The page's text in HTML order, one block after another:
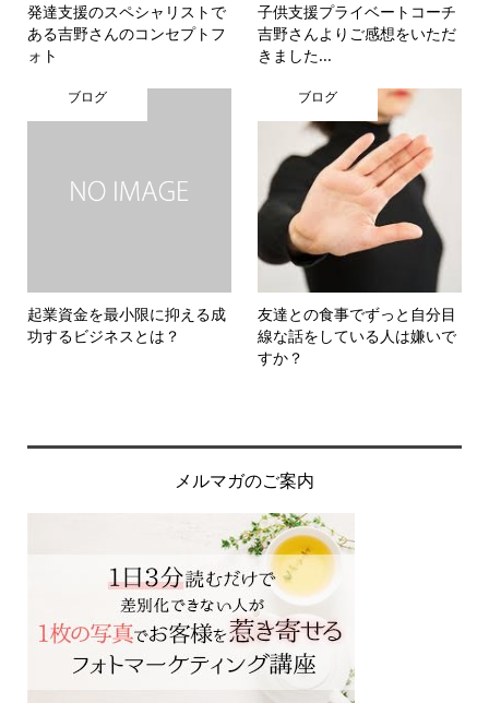
発達支援のスペシャリストで
ある吉野さんのコンセプトフ
ォト
子供支援プライベートコーチ
吉野さんよりご感想をいただ
きました...
ブログ
起業資金を最小限に抑える成
功するビジネスとは？
ブログ
友達との食事でずっと自分目
線な話をしている人は嫌いで
すか？
メルマガのご案内